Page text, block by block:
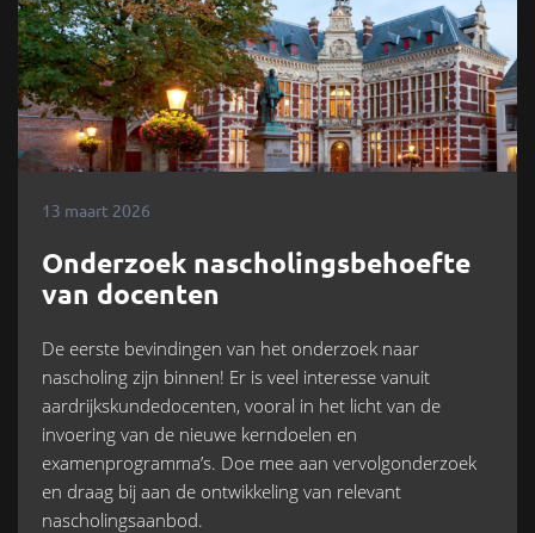
13 maart 2026
Onderzoek nascholingsbehoefte
van docenten
De eerste bevindingen van het onderzoek naar
nascholing zijn binnen! Er is veel interesse vanuit
aardrijkskundedocenten, vooral in het licht van de
invoering van de nieuwe kerndoelen en
examenprogramma’s. Doe mee aan vervolgonderzoek
en draag bij aan de ontwikkeling van relevant
nascholingsaanbod.